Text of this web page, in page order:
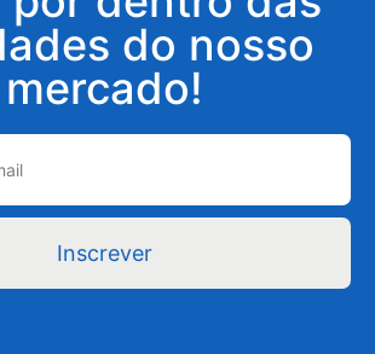
do nosso
mercado!
Inscrever